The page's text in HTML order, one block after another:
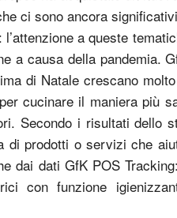
ci sono ancora
a queste
a causa della pandemia.
di Natale crescano
cucinare il maniera più
Secondo i risultati dello
di prodotti o servizi che
dai dati GfK POS
con funzione